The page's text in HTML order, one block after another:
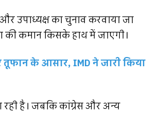
उपाध्यक्ष का चुनाव करवाया जा
की कमान किसके हाथ में जाएगी।
के आसार, IMD ने जारी किया
रही है। जबकि कांग्रेस और अन्य